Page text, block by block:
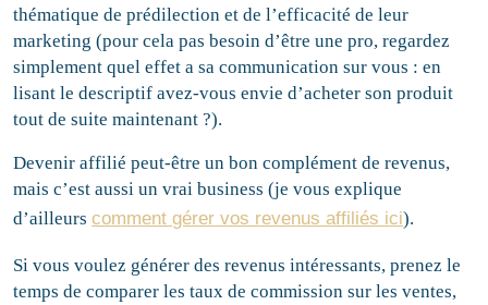
thématique de prédilection et de l’efficacité de leur
marketing (pour cela pas besoin d’être une pro, regardez
simplement quel effet a sa communication sur vous : en
lisant le descriptif avez-vous envie d’acheter son produit
tout de suite maintenant ?).
Devenir affilié peut-être un bon complément de revenus,
mais c’est aussi un vrai business (je vous explique
d’ailleurscomment gérer vos revenus affiliés ici).
Si vous voulez générer des revenus intéressants, prenez le
temps de comparer les taux de commission sur les ventes,